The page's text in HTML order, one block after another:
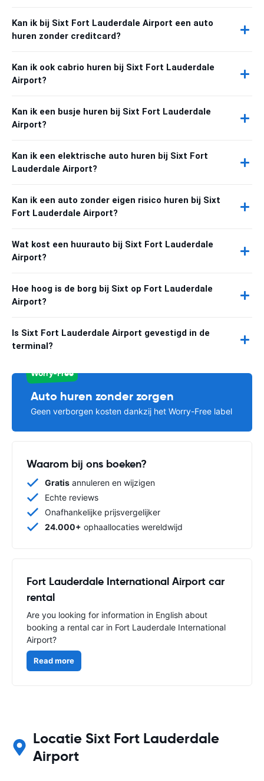
Kan ik bij Sixt Fort Lauderdale Airport een auto
huren zonder creditcard?
Kan ik ook cabrio huren bij Sixt Fort Lauderdale
Airport?
Kan ik een busje huren bij Sixt Fort Lauderdale
Airport?
Kan ik een elektrische auto huren bij Sixt Fort
Lauderdale Airport?
Kan ik een auto zonder eigen risico huren bij Sixt
Fort Lauderdale Airport?
Wat kost een huurauto bij Sixt Fort Lauderdale
Airport?
Hoe hoog is de borg bij Sixt op Fort Lauderdale
Airport?
Is Sixt Fort Lauderdale Airport gevestigd in de
terminal?
Worry-Free
Auto huren zonder zorgen
Geen verborgen kosten dankzij het Worry-Free label
Waarom bij ons boeken?
Gratis annuleren en wijzigen
Echte reviews
Onafhankelijke prijsvergelijker
24.000+ ophaallocaties wereldwijd
Fort Lauderdale International Airport car
rental
Are you looking for information in English about
booking a rental car in Fort Lauderdale International
Airport?
Read more
Locatie Sixt Fort Lauderdale
Airport